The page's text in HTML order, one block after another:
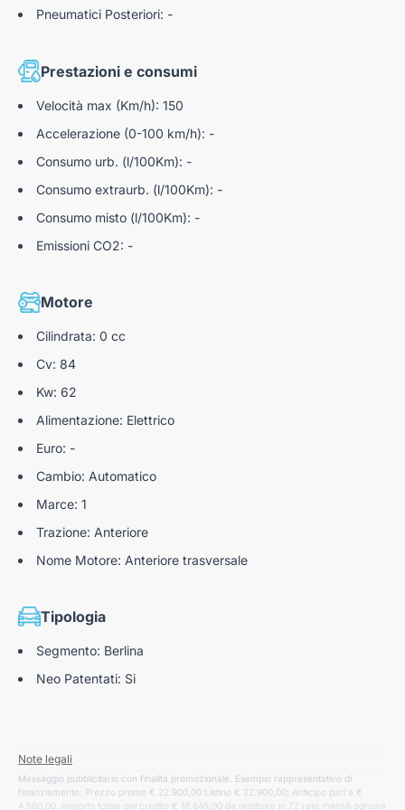
Telecamera di retromarcia con Top Rear Vision
Tergicristallo automatico
Strumentazione digitale con TFT da 5" (con "ambi
Sospensioni Citroen advanced comfort
Cavo di ricarica modo 3 trifase 3x32a per presa di
ricarica t2, lunghezza 6 metri
Pneumatici Posteriori: -
Prestazioni e consumi
Velocità max (Km/h): 150
Accelerazione (0-100 km/h): -
Consumo urb. (l/100Km): -
Consumo extraurb. (l/100Km): -
Consumo misto (l/100Km): -
Emissioni CO2: -
Motore
Cilindrata: 0 cc
Cv: 84
Kw: 62
Alimentazione: Elettrico
Euro: -
Cambio: Automatico
Marce: 1
Trazione: Anteriore
Nome Motore: Anteriore trasversale
Tipologia
Segmento: Berlina
Neo Patentati: Si
Note legali
Messaggio pubblicitario con finalità promozionale. Esempio rappresentativo di
finanziamento: Prezzo promo € 22.900,00 Listino € 22.900,00; Anticipo pari a €
4.580,00. Importo totale del credito € 18.645,00 da restituire in 72 rate mensili ognuna